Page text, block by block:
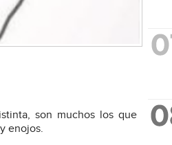
son muchos los que
enojos.